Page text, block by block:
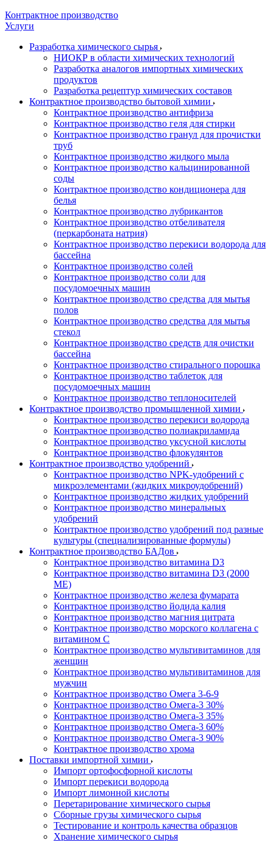
Контрактное производство
Услуги
Разработка химического сырья
НИОКР в области химических технологий
Разработка аналогов импортных химических
продуктов
Разработка рецептур химических составов
Контрактное производство бытовой химии
Контрактное производство антифриза
Контрактное производство геля для стирки
Контрактное производство гранул для прочистки
труб
Контрактное производство жидкого мыла
Контрактное производство кальцинированной
соды
Контрактное производство кондиционера для
белья
Контрактное производство лубрикантов
Контрактное производство отбеливателя
(перкарбоната натрия)
Контрактное производство перекиси водорода для
бассейна
Контрактное производство солей
Контрактное производство соли для
посудомоечных машин
Контрактное производство средства для мытья
полов
Контрактное производство средства для мытья
стекол
Контрактное производство средств для очистки
бассейна
Контрактное производство стирального порошка
Контрактное производство таблеток для
посудомоечных машин
Контрактное производство теплоносителей
Контрактное производство промышленной химии
Контрактное производство перекиси водорода
Контрактное производство полиакриламида
Контрактное производство уксусной кислоты
Контрактное производство флокулянтов
Контрактное производство удобрений
Контрактное производство NPK-удобрений с
микроэлементами (жидких микроудобрений)
Контрактное производство жидких удобрений
Контрактное производство минеральных
удобрений
Контрактное производство удобрений под разные
культуры (специализированные формулы)
Контрактное производство БАДов
Контрактное производство витамина D3
Контрактное производство витамина D3 (2000
МЕ)
Контрактное производство железа фумарата
Контрактное производство йодида калия
Контрактное производство магния цитрата
Контрактное производство морского коллагена с
витамином С
Контрактное производство мультивитаминов для
женщин
Контрактное производство мультивитаминов для
мужчин
Контрактное производство Омега 3-6-9
Контрактное производство Омега-3 30%
Контрактное производство Омега-3 35%
Контрактное производство Омега-3 60%
Контрактное производство Омега-3 90%
Контрактное производство хрома
Поставки импортной химии
Импорт ортофосфорной кислоты
Импорт перекиси водорода
Импорт лимонной кислоты
Перетарирование химического сырья
Сборные грузы химического сырья
Тестирование и контроль качества образцов
Хранение химического сырья